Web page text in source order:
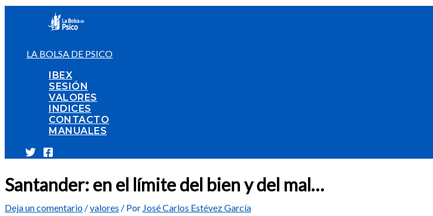
LA BOLSA DE PSICO
IBEX
SESIÓN
VALORES
INDICES
CONTACTO
MANUALES
Santander: en el límite del bien y del mal…
Deja un comentario /valores / Por José Carlos Estévez García